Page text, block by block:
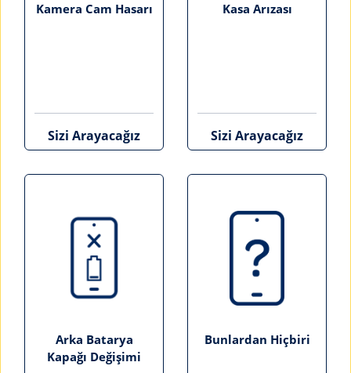
Kamera Cam Hasarı
Sizi Arayacağız
Kasa Arızası
Sizi Arayacağız
Arka Batarya
Kapağı Değişimi
Bunlardan Hiçbiri